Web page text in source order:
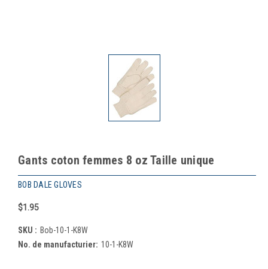
Gants coton femmes 8 oz Taille unique
BOB DALE GLOVES
$1.95
SKU : Bob-10-1-K8W
No. de manufacturier: 10-1-K8W